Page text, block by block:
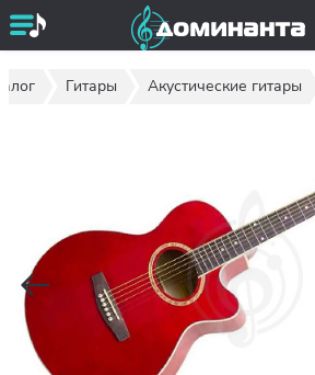
Гитары Акустические гитары